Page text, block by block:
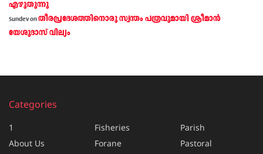
എഴുതുന്നു
Sundevonതീരപ്രദേശത്തിനൊരു സ്വന്തം പത്രവുമായി ശ്രീമാന്‍
യേശുദാസ് വില്യം
Categories
1
About Us
Fisheries
Forane
Parish
Pastoral